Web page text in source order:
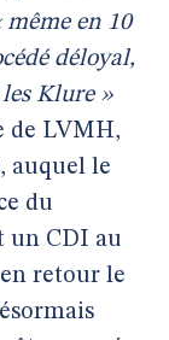
même en 10
déloyal,
Klure »
de LVMH,
auquel le
du
un CDI au
retour le